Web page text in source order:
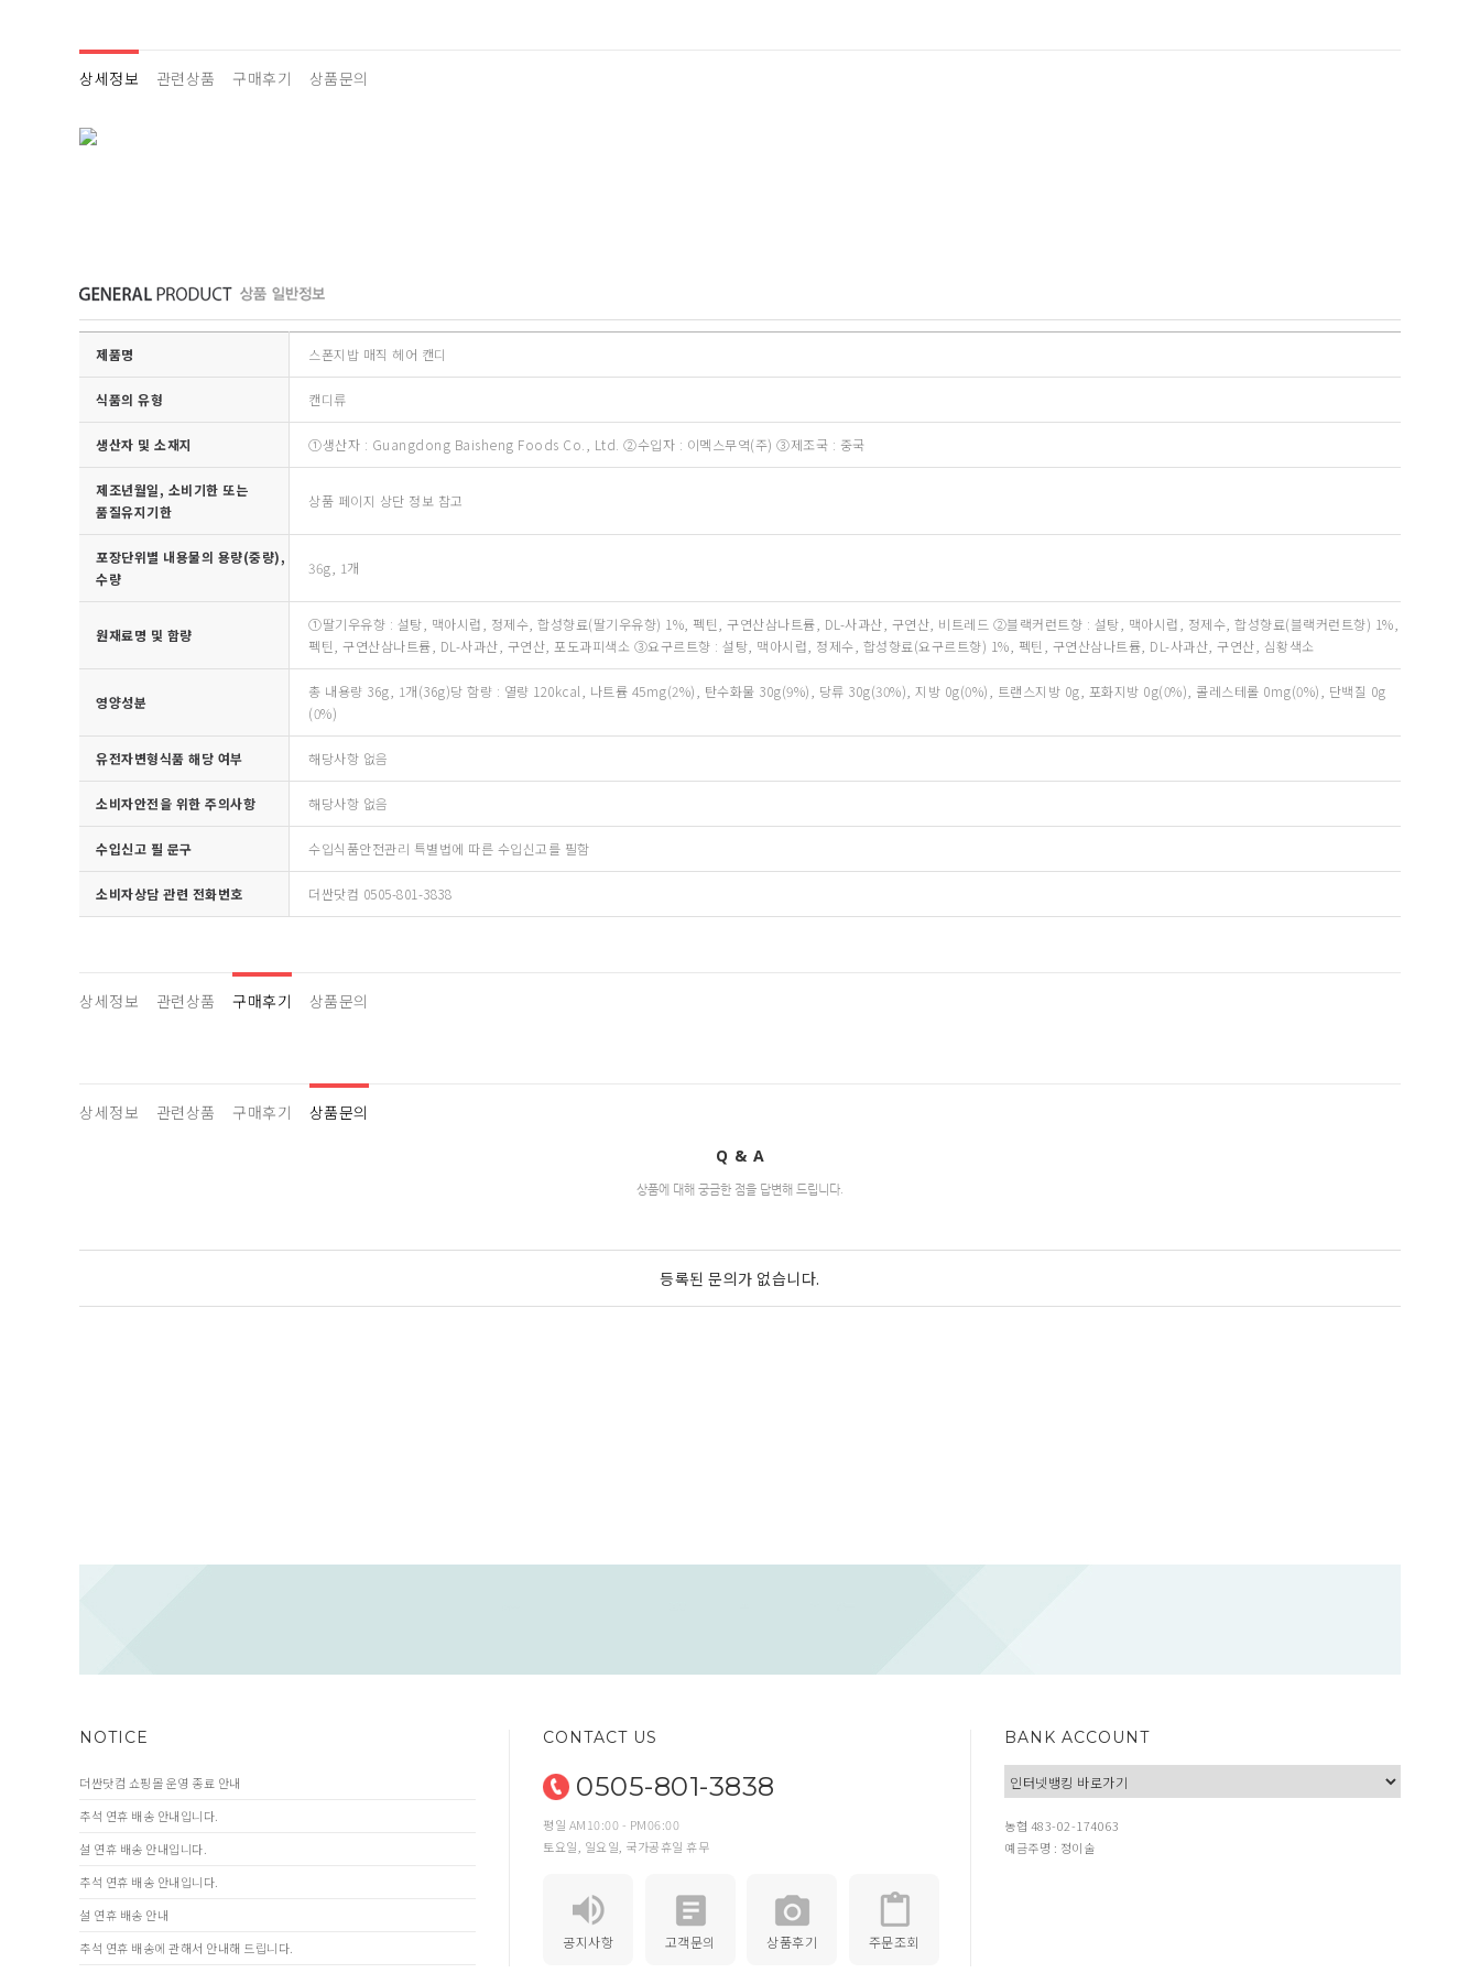
상세정보 관련상품 구매후기 상품문의
제품명 스폰지밥 매직 헤어 캔디
식품의 유형 캔디류
생산자 및 소재지 ①생산자 : Guangdong Baisheng Foods Co., Ltd. ②수입자 : 이멕스무역(주) ③제조국 : 중국
제조년월일, 소비기한 또는
품질유지기한
상품 페이지 상단 정보 참고
포장단위별 내용물의 용량(중량),
수량
36g, 1개
원재료명 및 함량
①딸기우유향 : 설탕, 맥아시럽, 정제수, 합성향료(딸기우유향) 1%, 펙틴, 구연산삼나트륨, DL-사과산, 구연산, 비트레드 ②블랙커런트향 : 설탕, 맥아시럽, 정제수, 합성향료(블랙커런트향) 1%,
펙틴, 구연산삼나트륨, DL-사과산, 구연산, 포도과피색소 ③요구르트향 : 설탕, 맥아시럽, 정제수, 합성향료(요구르트향) 1%, 펙틴, 구연산삼나트륨, DL-사과산, 구연산, 심황색소
영양성분
총 내용량 36g, 1개(36g)당 함량 : 열량 120kcal, 나트륨 45mg(2%), 탄수화물 30g(9%), 당류 30g(30%), 지방 0g(0%), 트랜스지방 0g, 포화지방 0g(0%), 콜레스테롤 0mg(0%), 단백질 0g
(0%)
유전자변형식품 해당 여부 해당사항 없음
소비자안전을 위한 주의사항 해당사항 없음
수입신고 필 문구 수입식품안전관리 특별법에 따른 수입신고를 필함
소비자상담 관련 전화번호 더싼닷컴 0505-801-3838
상세정보 관련상품 구매후기 상품문의
상세정보 관련상품 구매후기 상품문의
Q & A
상품에 대해 궁금한 점을 답변해 드립니다.
등록된 문의가 없습니다.
NOTICE
더싼닷컴 쇼핑몰 운영 종료 안내
추석 연휴 배송 안내입니다.
설 연휴 배송 안내입니다.
추석 연휴 배송 안내입니다.
설 연휴 배송 안내
추석 연휴 배송에 관해서 안내해 드립니다.
CONTACT US
0505-801-3838
평일 AM10:00 - PM06:00
토요일, 일요일, 국가공휴일 휴무
공지사항 고객문의 상품후기 주문조회
BANK ACCOUNT
농협 483-02-174063
예금주명 : 정이술